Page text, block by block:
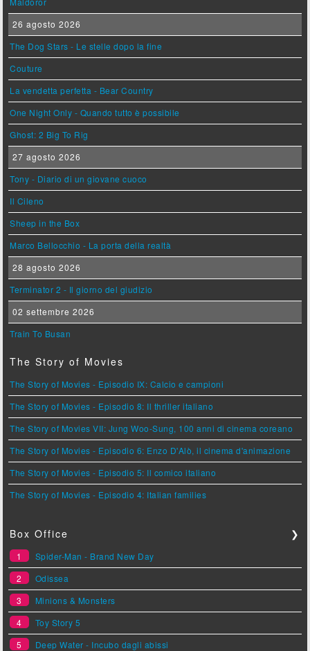
26 agosto 2026
The Dog Stars - Le stelle dopo la fine
Couture
La vendetta perfetta - Bear Country
One Night Only - Quando tutto è possibile
Ghost: 2 Big To Rig
27 agosto 2026
Tony - Diario di un giovane cuoco
Il Cileno
Sheep in the Box
Marco Bellocchio - La porta della realtà
28 agosto 2026
Terminator 2 - Il giorno del giudizio
02 settembre 2026
Train To Busan
The Story of Movies
The Story of Movies - Episodio IX: Calcio e campioni
The Story of Movies - Episodio 8: Il thriller italiano
The Story of Movies VII: Jung Woo-Sung, 100 anni di cinema coreano
The Story of Movies - Episodio 6: Enzo D'Alò, il cinema d'animazione
The Story of Movies - Episodio 5: Il comico italiano
The Story of Movies - Episodio 4: Italian families
Box Office ❯
1
Spider-Man - Brand New Day
2
Odissea
3
Minions & Monsters
4
Toy Story 5
5
Deep Water - Incubo dagli abissi